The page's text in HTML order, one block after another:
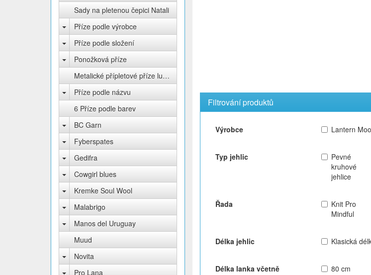
Sady na pletenou čepici Natali
Příze podle výrobce
Příze podle složení
Ponožková příze
Metalické přípletové příze lurex
Příze podle názvu
6 Příze podle barev
BC Garn
Fyberspates
Gedifra
Cowgirl blues
Kremke Soul Wool
Malabrigo
Manos del Uruguay
Muud
Novita
Pro Lana
Filtrování produktů
Výrobce Lantern
Typ jehlic
Pevné
kruhové
jehlice
Řada
Knit Pro
Mindful
Délka jehlic Klasická
Délka lanka včetně
80 cm